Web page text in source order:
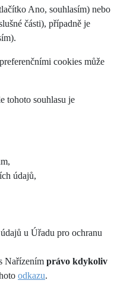
Ano, souhlasím) nebo
části), případně je
cookies může
tohoto souhlasu je
údajů,
u Úřadu pro ochranu
Nařízením právo kdykoliv
odkazu.